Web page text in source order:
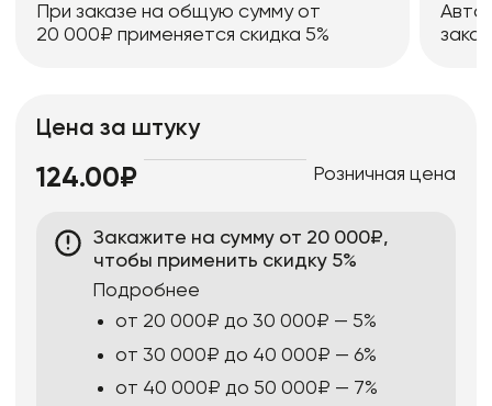
При заказе на общую сумму от
20 000₽ применяется скидка 5%
Цена за штуку
124.00₽ Розничная цена
Закажите на сумму от 20 000₽,
чтобы применить скидку 5%
Подробнее
от 20 000₽ до 30 000₽ — 5%
от 30 000₽ до 40 000₽ — 6%
от 40 000₽ до 50 000₽ — 7%